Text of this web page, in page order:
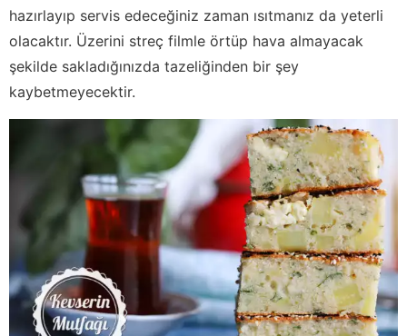
hazırlayıp servis edeceğiniz zaman ısıtmanız da yeterli
olacaktır. Üzerini streç filmle örtüp hava almayacak
şekilde sakladığınızda tazeliğinden bir şey
kaybetmeyecektir.